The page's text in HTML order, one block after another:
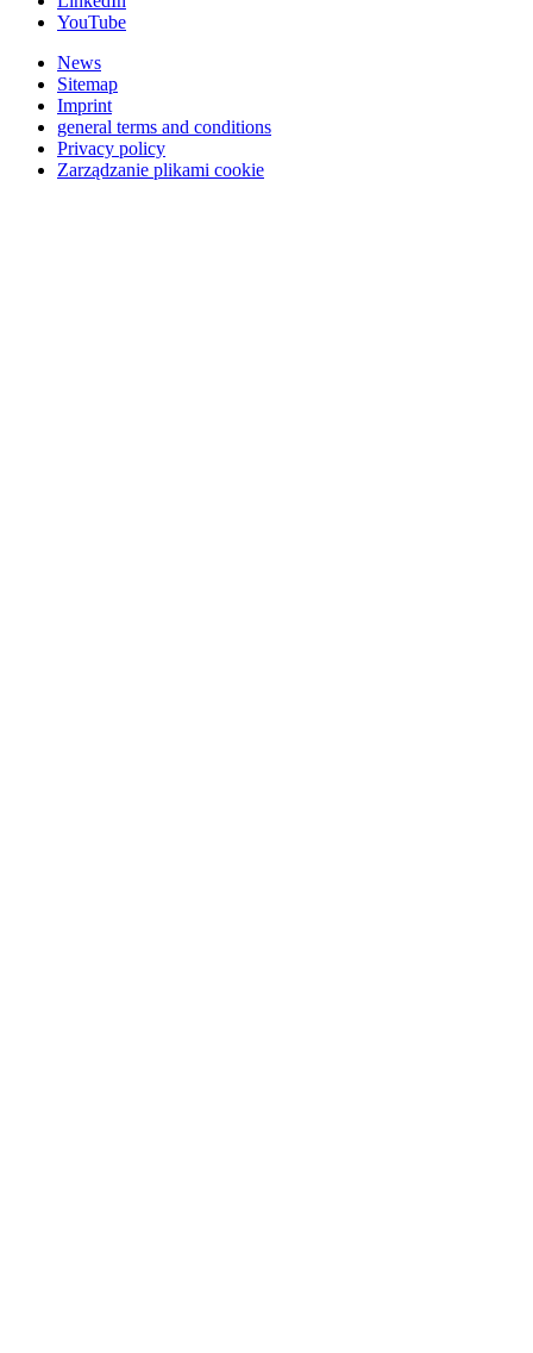
YouTube
News
Sitemap
Imprint
general terms and conditions
Privacy policy
Zarządzanie plikami cookie